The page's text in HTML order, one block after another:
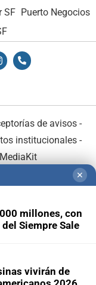
SF Puerto Negocios
de avisos -
institucionales-
MediaKit
✕
millones, con
Siempre Sale
vivirán de